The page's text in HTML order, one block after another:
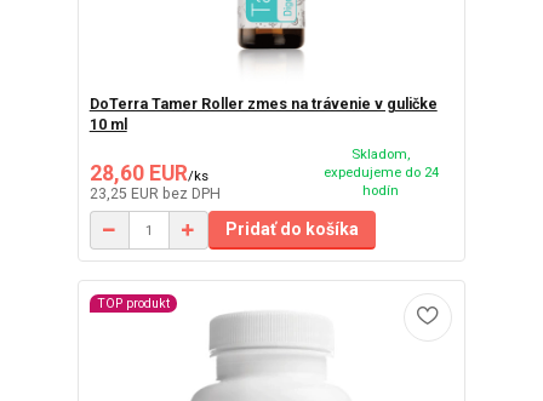
DoTerra Tamer Roller zmes na trávenie v guličke
10 ml
28,60 EUR/ks
23,25 EUR bez DPH
Skladom,
expedujeme do 24
hodín
Pridať do košíka
TOP produkt